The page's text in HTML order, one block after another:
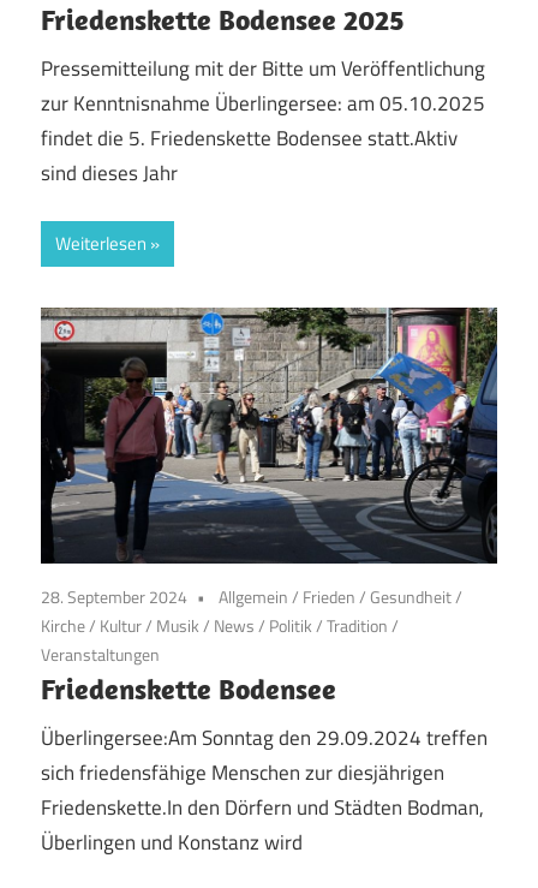
Friedenskette Bodensee 2025
Pressemitteilung mit der Bitte um Veröffentlichung
zur Kenntnisnahme Überlingersee: am 05.10.2025
findet die 5. Friedenskette Bodensee statt.Aktiv
sind dieses Jahr
Weiterlesen
28. September 2024 Allgemein/ Frieden/Gesundheit/
Kirche/ Kultur/ Musik/ News/ Politik/Tradition/
Veranstaltungen
Friedenskette Bodensee
Überlingersee:Am Sonntag den 29.09.2024 treffen
sich friedensfähige Menschen zur diesjährigen
Friedenskette.In den Dörfern und Städten Bodman,
Überlingen und Konstanz wird